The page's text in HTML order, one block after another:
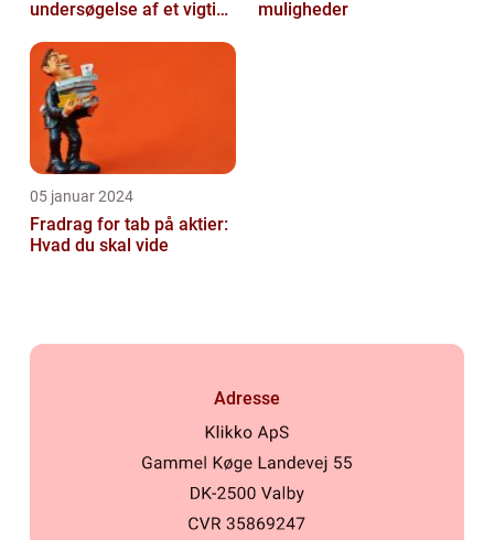
undersøgelse af et vigtigt
muligheder
05 januar 2024
Fradrag for tab på aktier:
Hvad du skal vide
Adresse